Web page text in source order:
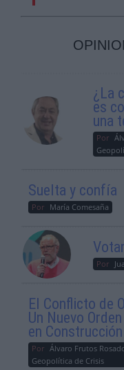
¿La
es
una
Por
Suelta y confía
Por María Comesaña
Por
El Conflicto de
Un Nuevo
en Construcción
Por Álvaro Frutos
Geopolítica de Crisis